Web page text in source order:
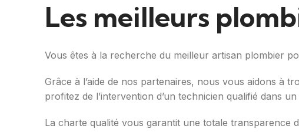
Les meilleurs
Vous êtes à la recherche du meilleur artisan plombier
Grâce à l’aide de nos partenaires, nous vous aidons à
profitez de l’intervention d’un technicien qualifié dans
La charte qualité vous garantit une totale transparence